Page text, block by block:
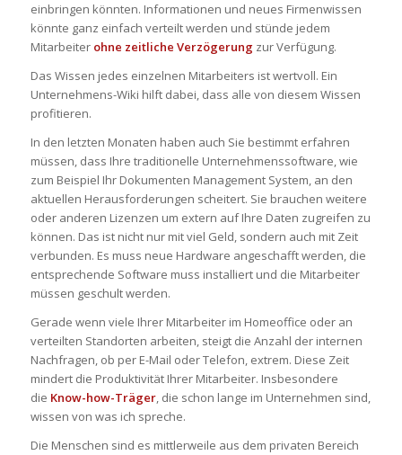
einbringen könnten. Informationen und neues Firmenwissen
könnte ganz einfach verteilt werden und stünde jedem
Mitarbeiter ohne zeitliche Verzögerung zur Verfügung.
Das Wissen jedes einzelnen Mitarbeiters ist wertvoll. Ein
Unternehmens-Wiki hilft dabei, dass alle von diesem Wissen
profitieren.
In den letzten Monaten haben auch Sie bestimmt erfahren
müssen, dass Ihre traditionelle Unternehmenssoftware, wie
zum Beispiel Ihr Dokumenten Management System, an den
aktuellen Herausforderungen scheitert. Sie brauchen weitere
oder anderen Lizenzen um extern auf Ihre Daten zugreifen zu
können. Das ist nicht nur mit viel Geld, sondern auch mit Zeit
verbunden. Es muss neue Hardware angeschafft werden, die
entsprechende Software muss installiert und die Mitarbeiter
müssen geschult werden.
Gerade wenn viele Ihrer Mitarbeiter im Homeoffice oder an
verteilten Standorten arbeiten, steigt die Anzahl der internen
Nachfragen, ob per E-Mail oder Telefon, extrem. Diese Zeit
mindert die Produktivität Ihrer Mitarbeiter. Insbesondere
die Know-how-Träger, die schon lange im Unternehmen sind,
wissen von was ich spreche.
Die Menschen sind es mittlerweile aus dem privaten Bereich